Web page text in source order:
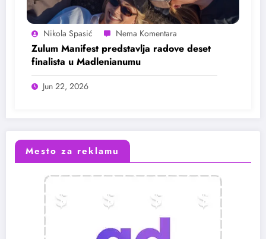
Nikola Spasić
Zulum Manifest predstavlja radove deset
finalista u Madlenianumu
Jun 22, 2026
Mesto za reklamu